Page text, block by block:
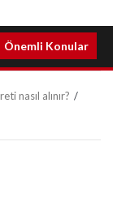
Önemli Konular
nasıl alınır?